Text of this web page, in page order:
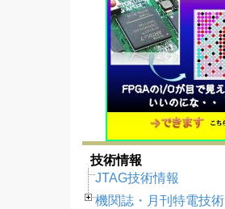
技術情報
JTAG技術情報
機関誌・月刊特電技術